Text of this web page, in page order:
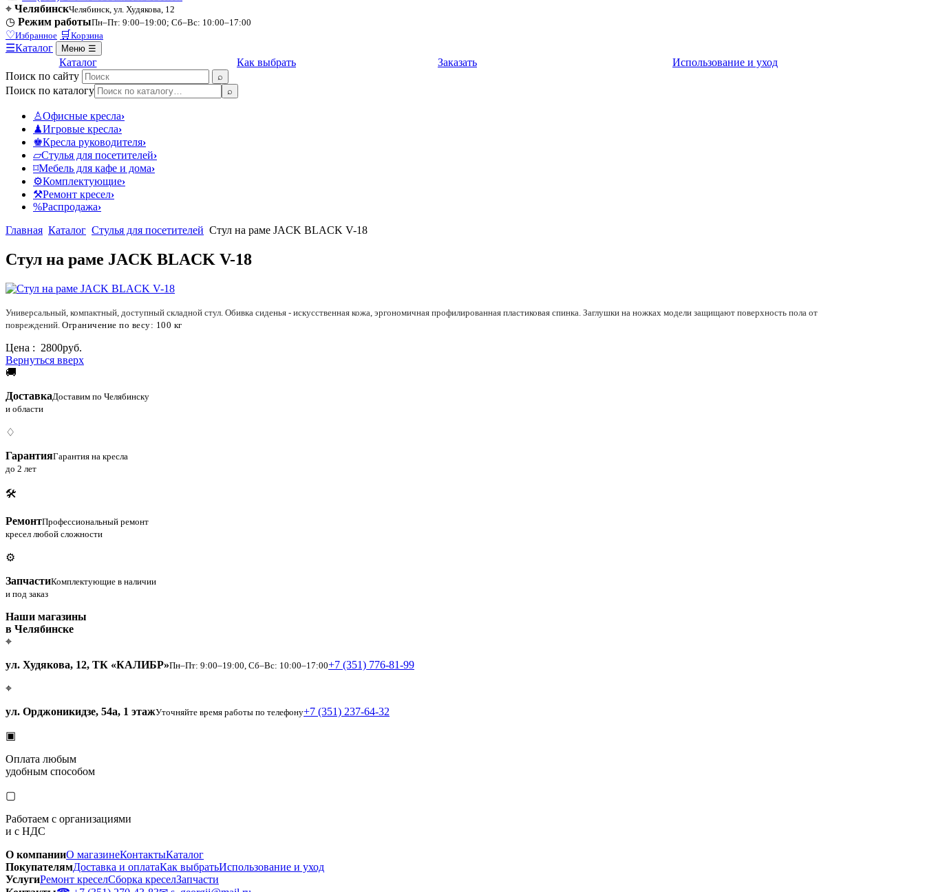
⌖ ЧелябинскЧелябинск, ул. Худякова, 12
◷ Режим работыПн–Пт: 9:00–19:00; Сб–Вс: 10:00–17:00
♡Избранное 🛒 Корзина
☰Каталог Меню ☰
Каталог Как выбрать Заказать
Использование и уход
Поиск по сайту
⌕
Поиск по каталогу ⌕
♙Офисные кресла›
♟Игровые кресла›
♚Кресла руководителя›
▱Стулья для посетителей›
⌑Мебель для кафе и дома›
⚙Комплектующие›
⚒Ремонт кресел›
%Распродажа›
Главная Каталог Стулья для посетителей Стул на раме JACK BLACK V-18
Стул на раме JACK BLACK V-18
Универсальный, компактный, доступный складной стул. Обивка сиденья - искусственная кожа, эргономичная профилированная пластиковая спинка. Заглушки на ножках модели защищают поверхность пола от
повреждений. Ограничение по весу: 100 кг
Цена : 2800руб.
Вернуться вверх
🚚
ДоставкаДоставим по Челябинску
и области
♢
ГарантияГарантия на кресла
до 2 лет
🛠
РемонтПрофессиональный ремонт
кресел любой сложности
⚙
ЗапчастиКомплектующие в наличии
и под заказ
Наши магазины
в Челябинске
⌖
ул. Худякова, 12, ТК «КАЛИБР»Пн–Пт: 9:00–19:00, Сб–Вс: 10:00–17:00+7 (351) 776-81-99
⌖
ул. Орджоникидзе, 54а, 1 этажУточняйте время работы по телефону+7 (351) 237-64-32
▣
Оплата любым
удобным способом
▢
Работаем с организациями
и с НДС
О компанииО магазинеКонтактыКаталог
ПокупателямДоставка и оплатаКак выбратьИспользование и уход
УслугиРемонт креселСборка креселЗапчасти